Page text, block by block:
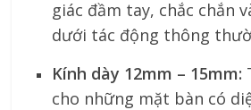
giác đầm tay, chắc chắn
dưới tác động thông
Kính dày 12mm – 15mm:
cho những mặt bàn có